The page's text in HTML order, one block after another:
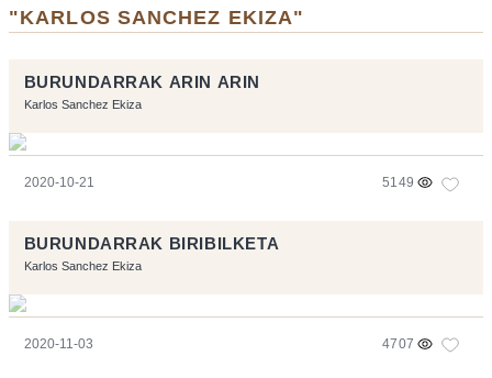
"KARLOS SANCHEZ EKIZA"
BURUNDARRAK ARIN ARIN
Karlos Sanchez Ekiza
2020-10-21 5149
BURUNDARRAK BIRIBILKETA
Karlos Sanchez Ekiza
2020-11-03 4707